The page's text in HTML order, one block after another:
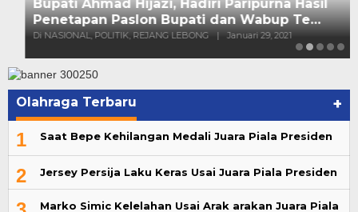
Olahraga Terbaru +
1 Saat Bepe Kehilangan Medali Juara Piala Presiden
2 Jersey Persija Laku Keras Usai Juara Piala Presiden
Marko Simic Kelelahan Usai Arak arakan Juara Piala